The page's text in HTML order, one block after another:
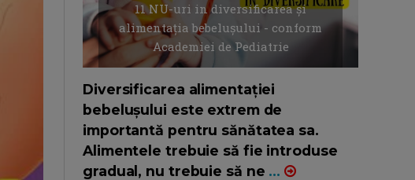
11 NU-uri in diversificarea și
alimentația bebelușului - conform
Academiei de Pediatrie
Diversificarea alimentației
bebelușului este extrem de
importantă pentru sănătatea sa.
Alimentele trebuie să fie introduse
gradual, nu trebuie să ne ...